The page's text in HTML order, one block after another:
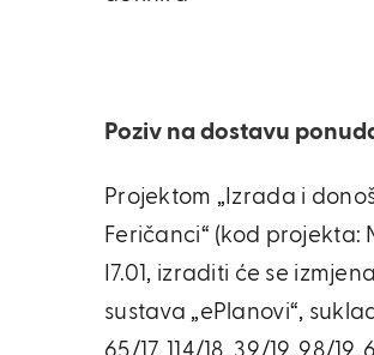
Poziv na dostavu
Projektom „Izrada i
Feričanci“ (kod projekta:
I7.01, izraditi će se
sustava „ePlanovi“,